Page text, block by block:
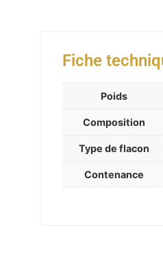
Fiche
Poids
Composition
Type de flacon
Contenance